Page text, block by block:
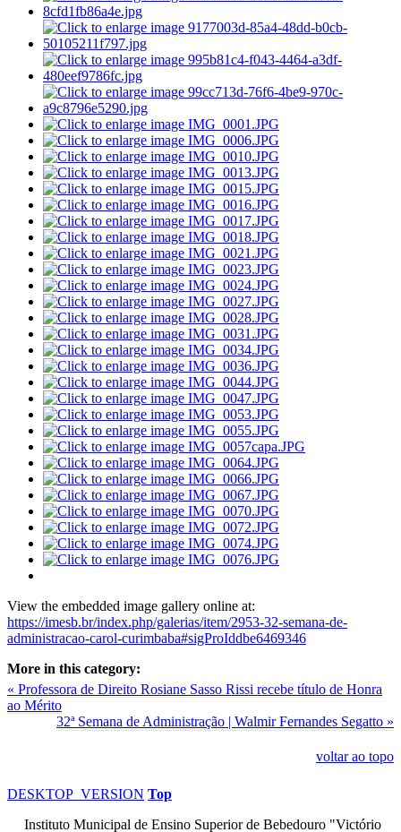
View the embedded image gallery online at:
https://imesb.br/index.php/galerias/item/2953-32-semana-de-
administracao-carol-curimbaba#sigProIddbe6469346
More in this category:
« Professora de Direito Rosiane Sasso Rissi recebe título de Honra
ao Mérito
32ª Semana de Administração | Walmir Fernandes Segatto »
voltar ao topo
DESKTOP_VERSION Top
Instituto Municipal de Ensino Superior de Bebedouro "Victório